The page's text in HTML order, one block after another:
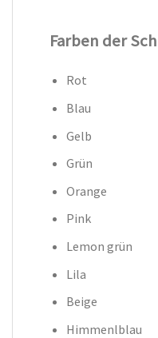
Farben der
Rot
Blau
Gelb
Grün
Orange
Pink
Lemon grün
Lila
Beige
Himmenlblau